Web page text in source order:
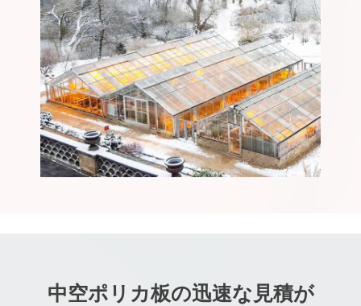
中空ポリカ板の迅速な見積が